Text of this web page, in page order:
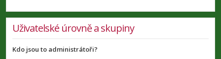
Uživatelské úrovně a skupiny
Kdo jsou to administrátoři?